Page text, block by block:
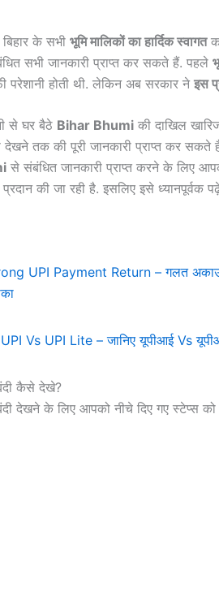
के सभी भूमि मालिकों का हार्दिक स्वागत
सभी जानकारी प्राप्त कर सकते हैं. पहले
परेशानी होती थी. लेकिन अब सरकार ने इस
से घर बैठे Bihar Bhumi की दाखिल
तक की पूरी जानकारी प्राप्त कर सकते
से संबंधित जानकारी प्राप्त करने के लिए
की जा रही है. इसलिए इसे ध्यानपूर्वक
UPI Payment Return – गलत
UPI Vs UPI Lite – जानिए यूपीआई Vs
कैसे देखे?
देखने के लिए आपको नीचे दिए गए स्टेप्स को